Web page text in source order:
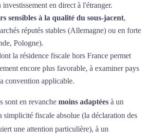
en direct à l'étranger.
sensibles à la qualité du sous-jacent,
réputés stables (Allemagne) ou en forte
Pologne).
la résidence fiscale hors France permet
encore plus favorable, à examiner pays
convention applicable.
sont en revanche moins adaptées à un
simplicité fiscale absolue (la déclaration des
une attention particulière), à un